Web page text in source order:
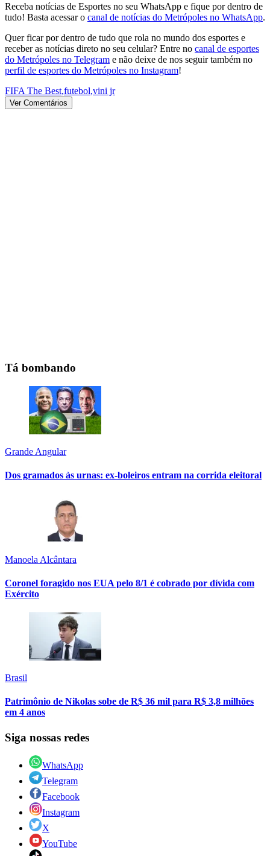
Receba notícias de Esportes no seu WhatsApp e fique por dentro de
tudo! Basta acessar o canal de notícias do Metrópoles no WhatsApp.
Quer ficar por dentro de tudo que rola no mundo dos esportes e
receber as notícias direto no seu celular? Entre no canal de esportes
do Metrópoles no Telegram e não deixe de nos seguir também no
perfil de esportes do Metrópoles no Instagram!
FIFA The Best,futebol,vini jr
Ver Comentários
Tá bombando
Grande Angular
Dos gramados às urnas: ex-boleiros entram na corrida eleitoral
Manoela Alcântara
Coronel foragido nos EUA pelo 8/1 é cobrado por dívida com
Exército
Brasil
Patrimônio de Nikolas sobe de R$ 36 mil para R$ 3,8 milhões
em 4 anos
Siga nossas redes
WhatsApp
Telegram
Facebook
Instagram
X
YouTube